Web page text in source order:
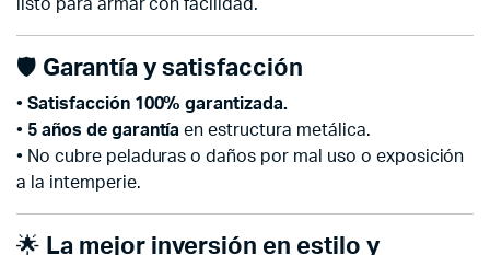
listo para armar con facilidad.
🛡️ Garantía y satisfacción
• Satisfacción 100% garantizada.
• 5 años de garantía en estructura metálica.
• No cubre peladuras o daños por mal uso o exposición
a la intemperie.
🌟 La mejor inversión en estilo y